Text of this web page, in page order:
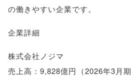
の働きやすい企業です。
企業詳細
株式会社ノジマ
売上高：9,828億円 （2026年3月期